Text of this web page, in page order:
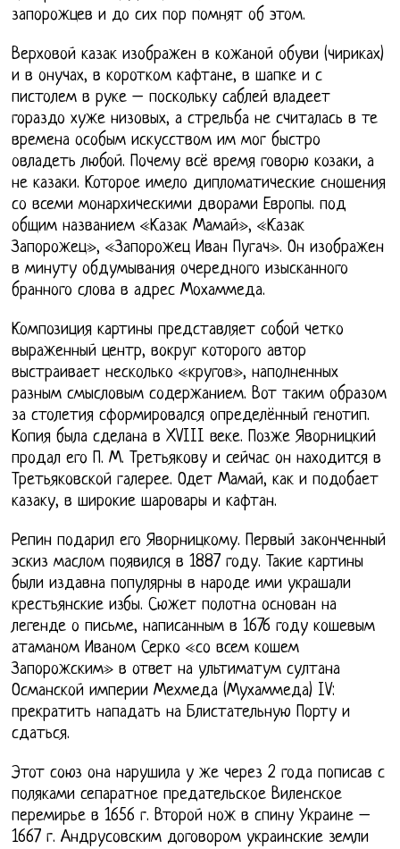
запорожцев и до сих пор помнят об этом.
Верховой казак изображен в кожаной обуви (чириках)
и в онучах, в коротком кафтане, в шапке и с
пистолем в руке – поскольку саблей владеет
гораздо хуже низовых, а стрельба не считалась в те
времена особым искусством им мог быстро
овладеть любой. Почему всё время говорю козаки, а
не казаки. Которое имело дипломатические сношения
со всеми монархическими дворами Европы. под
общим названием «Казак Мамай», «Казак
Запорожец», «Запорожец Иван Пугач». Он изображен
в минуту обдумывания очередного изысканного
бранного слова в адрес Мохаммеда.
Композиция картины представляет собой четко
выраженный центр, вокруг которого автор
выстраивает несколько «кругов», наполненных
разным смысловым содержанием. Вот таким образом
за столетия сформировался определённый генотип.
Копия была сделана в XVIII веке. Позже Яворницкий
продал его П. М. Третьякову и сейчас он находится в
Третьяковской галерее. Одет Мамай, как и подобает
казаку, в широкие шаровары и кафтан.
Репин подарил его Яворницкому. Первый законченный
эскиз маслом появился в 1887 году. Такие картины
были издавна популярны в народе ими украшали
крестьянские избы. Сюжет полотна основан на
легенде о письме, написанным в 1676 году кошевым
атаманом Иваном Серко «со всем кошем
Запорожским» в ответ на ультиматум султана
Османской империи Мехмеда (Мухаммеда) IV:
прекратить нападать на Блистательную Порту и
сдаться.
Этот союз она нарушила у же через 2 года пописав с
поляками сепаратное предательское Виленское
перемирье в 1656 г. Второй нож в спину Украине –
1667 г. Андрусовским договором украинские земли